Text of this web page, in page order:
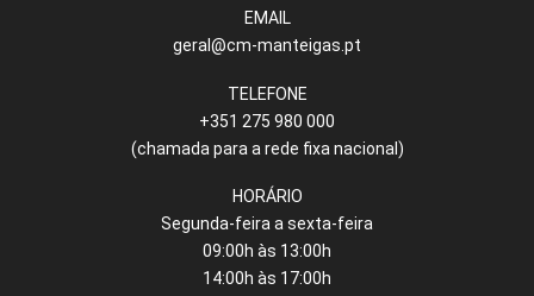
EMAIL
geral@cm-manteigas.pt
TELEFONE
+351 275 980 000
(chamada para a rede fixa nacional)
HORÁRIO
Segunda-feira a sexta-feira
09:00h às 13:00h
14:00h às 17:00h